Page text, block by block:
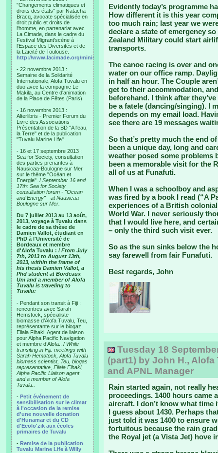
"Changements climatiques et
droits des états" par Natacha
Bracq, avocate spécialisée en
droit public et droits de
l'homme, en partenariat avec
La Cimade, dans le cadre du
Festival Migrant'scène à
l'Espace des Diversités et de
la Laïcité de Toulouse.
http://www.lacimade.org/minisites/migrantscene
- 22 novembre 2013 :
Semaine de la Solidarité
Internationale, Alofa Tuvalu en
duo avec la compagnie Le
Makila, au Centre d'animation
de la Place de Fêtes (Paris)
- 16 novembre 2013 :
Alterlibris - Premier Forum du
Livre des Associations -
Présentation de la BD "A l'eau,
la Terre" et de la publication
"Tuvalu Marine Life".
- 16 et 17 septembre 2013 :
Sea for Society, consultation
des parties prenantes à
Nausicaa-Boulogne sur Mer
sur le thème "Océan et
Energie". / September 16 and
17th: Sea for Society
consultation forum - "Ocean
and Energy" - at Nausicaa-
Boulogne sur Mer.
Du 7 juillet 2013 au 13 août,
2013, voyage à Tuvalu dans
le cadre de sa thèse de
Damien Vallot, étudiant en
PhD à l'Université de
Bordeaux et membre
d'Alofa Tuvalu : / From July
7th, 2013 to August 13th,
2013, within the frame of
his thesis Damien Vallot, a
Phd student at Bordeaux
Uni and a member of Alofa
Tuvalu is traveling to
Tuvalu:
- Pendant son transit à Fiji :
rencontres avec Sarah
Hemstock, spécialiste
biomasse d’Alofa Tuvalu, Teu,
représentante sur le biogaz,
Eliala Fihaki, Agent de liaison
pour Alpha Pacific Navigation
et membre d’Alofa.. / While
transiting in Fiji: meetings with
Sarah Hemstock, Alofa Tuvalu
biomass scientist, Teu, biogas
representative, Eliala Fihaki,
Alpha Pacific Liaison agent
and a member of Alofa
Tuvalu..
- Petit événement de
sensibilisation sur le climat
à l'occasion de la remise
d'une nouvelle donation
d'Hunamar et du CD
d'Ecolo'zik aux écoles
primaires de Tuvalu
- Remise de la publication
Tuvalu Marine Life à Willy
Evidently today’s programme
How different it is this year
too much rain; last year we
declare a state of emergency
Zealand Military could start
transports.
The canoe racing is over and
water on our office ramp.
in half an hour. The Couple
get to their accommodation,
beforehand. I think after
be a fatele (dancing/singing). I
depends on my email load.
see there are 19 messages
So that’s pretty much the end
been a unique day, long and
weather posed some problems
been a memorable visit for the
all of us at Funafuti.
When I was a schoolboy and
was fired by a book I read (“A
experiences of a British
World War. I never seriously
that I would live here, and
– only the third such visit ever.
So as the sun sinks below the
say farewell from fair Funafuti.
Best regards, John
Tuesday 18
(part1) by John H.,
and APNL Manager
Rain started again, not really
proceedings. 1400 hours came
aircraft. I don’t know what time
I guess about 1430. Perhaps
just told it was 1400 to ensure
fortuitous because the rain
the Royal jet (a Vista Jet) hove